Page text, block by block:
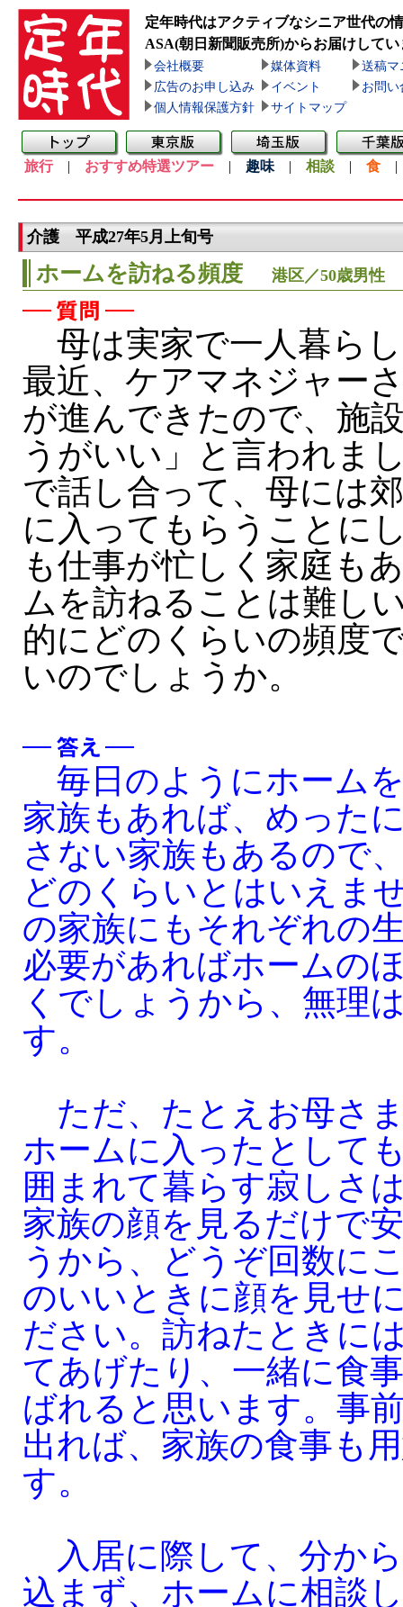
定年時代はアクティブなシニア世代の
ASA(朝日新聞販売所)からお届けしてい
会社概要 媒体資料
送稿マ
広告のお申し込み
イベント
お問い
個人情報保護方針
サイトマップ
旅行| おすすめ特選ツアー | 趣味 | 相談 | 食
介護 平成27年5月上旬号
ホームを訪ねる頻度 港区／50歳男性
母は実家で一人暮ら
最近、ケアマネジャー
が進んできたので、施
うがいい」と言われま
で話し合って、母には
に入ってもらうことに
も仕事が忙しく家庭も
ムを訪ねることは難し
的にどのくらいの頻度
いのでしょうか。
毎日のようにホーム
家族もあれば、めった
さない家族もあるので
どのくらいとはいえま
の家族にもそれぞれの
必要があればホームの
くでしょうから、無理
す。
ただ、たとえお母さ
ホームに入ったとして
囲まれて暮らす寂しさ
家族の顔を見るだけで
うから、どうぞ回数に
のいいときに顔を見せ
ださい。訪ねたときに
てあげたり、一緒に食
ばれると思います。事
出れば、家族の食事も
す。
入居に際して、分か
込まず、ホームに相談